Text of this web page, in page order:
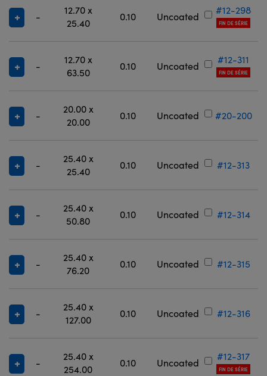
-
12.70 x
25.40
0.10 Uncoated
#12-298
FIN DE SÉRIE
-
12.70 x
63.50
0.10 Uncoated
#12-311
FIN DE SÉRIE
-
20.00 x
20.00
0.10 Uncoated #20-200
-
25.40 x
25.40
0.10 Uncoated #12-313
-
25.40 x
50.80
0.10 Uncoated #12-314
-
25.40 x
76.20
0.10 Uncoated #12-315
-
25.40 x
127.00
0.10 Uncoated #12-316
-
25.40 x
254.00
0.10 Uncoated
#12-317
FIN DE SÉRIE